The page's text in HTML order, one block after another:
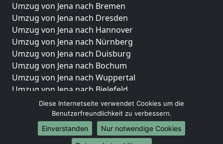
Umzug von Jena nach Bremen
Umzug von Jena nach Dresden
Umzug von Jena nach Hannover
Umzug von Jena nach Nürnberg
Umzug von Jena nach Duisburg
Umzug von Jena nach Bochum
Umzug von Jena nach Wuppertal
Umzug von Jena nach Bielefeld
Umzug von Jena nach Bonn
Umzug von Jena nach Münster
Internationale-Umzüge
Diese Internetseite verwendet Cookies um die
Benutzerfreundlichkeit zu verbessern.
Einverstanden
Nur notwendige Cookies